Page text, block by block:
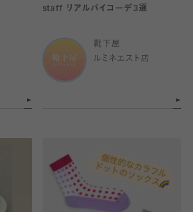
staff リアルバイコーデ3選
靴下屋
ルミネエスト店